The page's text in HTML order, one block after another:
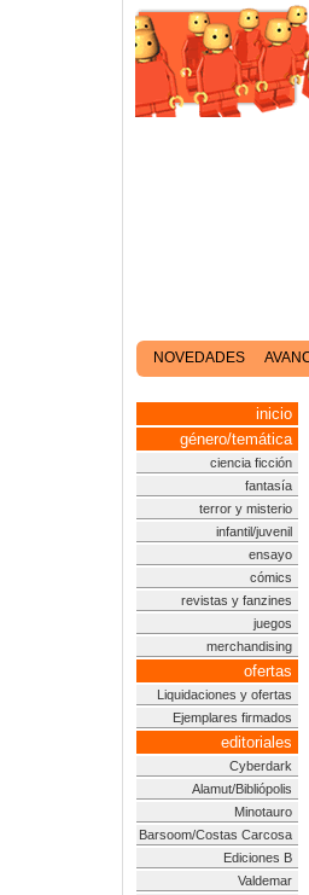
NOVEDADES
inicio
género/temática
ciencia ficción
fantasía
terror y misterio
infantil/juvenil
ensayo
cómics
revistas y fanzines
juegos
merchandising
ofertas
Liquidaciones y ofertas
Ejemplares firmados
editoriales
Cyberdark
Alamut/Bibliópolis
Minotauro
Barsoom/Costas Carcosa
Ediciones B
Valdemar